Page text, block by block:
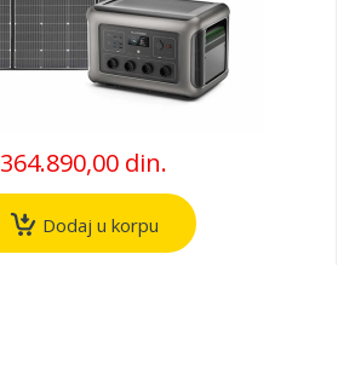
364.890,00 din.
Dodaj u korpu